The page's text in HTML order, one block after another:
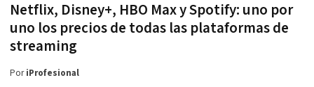
Netflix, Disney+, HBO Max y Spotify: uno por
uno los precios de todas las plataformas de
streaming
PoriProfesional